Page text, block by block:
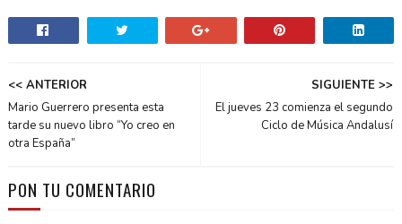
SIGUIENTE >>
El jueves 23 comienza el segundo
Ciclo de Música Andalusí
<< ANTERIOR
Mario Guerrero presenta esta
tarde su nuevo libro “Yo creo en
otra España”
PON TU COMENTARIO